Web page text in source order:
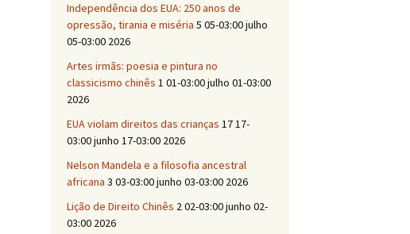
Independência dos EUA: 250 anos de
opressão, tirania e miséria 5 05-03:00 julho
05-03:00 2026
Artes irmãs: poesia e pintura no
classicismo chinês 1 01-03:00 julho 01-03:00
2026
EUA violam direitos das crianças 17 17-
03:00 junho 17-03:00 2026
Nelson Mandela e a filosofia ancestral
africana 3 03-03:00 junho 03-03:00 2026
Lição de Direito Chinês 2 02-03:00 junho 02-
03:00 2026